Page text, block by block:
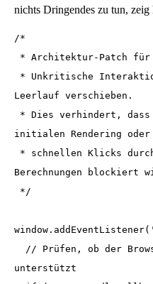
nichts Dringendes zu tun, zeig
/*
Leerlauf verschieben.
initialen Rendering
Berechnungen blockiert
unterstützt